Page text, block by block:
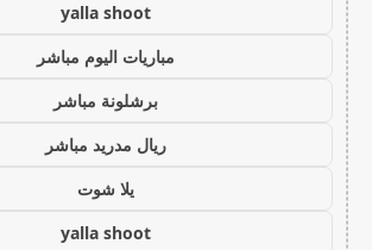
yalla shoot
مباريات اليوم مباشر
برشلونة مباشر
ريال مدريد مباشر
يلا شوت
yalla shoot